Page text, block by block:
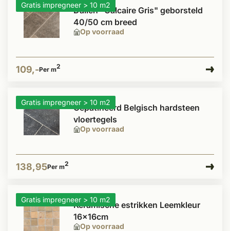
Gratis impregneer > 10 m2
Op voorraad
Dallen "Calcaire Gris" geborsteld
40/50 cm breed
109,-Per m2
Gratis impregneer > 10 m2
Op voorraad
Gepatineerd Belgisch hardsteen
vloertegels
138,95Per m2
Gratis impregneer > 10 m2
Op voorraad
Keramische estrikken Leemkleur
16x16cm